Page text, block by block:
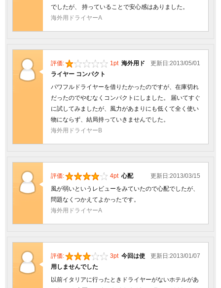
でしたが、 持っていることで安心感はありました。
海外用ドライヤーA
更新日:2013/05/01
評価: 1pt 海外用ド
ライヤー コンパクト
パワフルドライヤーを借りたかったのですが、在庫切れ
だったのでやむなくコンパクトにしました。 届いてすぐ
に試してみましたが、風力があまりにも低くて全く使い
物にならず、結局持っていきませんでした。
海外用ドライヤーB
更新日:2013/03/15
評価: 4pt 心配
風が弱いというレビューをみていたので心配でしたが、
問題なくつかえてよかったです。
海外用ドライヤーA
更新日:2013/01/07
評価: 3pt 今回は使
用しませんでした
以前イタリアに行ったときドライヤーがないホテルがあ